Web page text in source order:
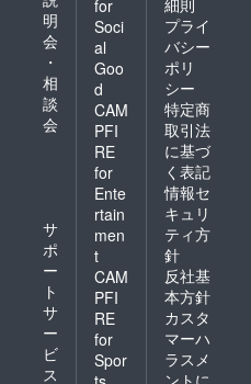
明
会
・
相
談
会
サ
ポ
ー
ト
サ
ー
ビ
ス
for
Soci
al
Goo
d
CAM
PFI
RE
for
Ente
rtain
men
t
CAM
PFI
RE
for
Spor
プライ
バシー
ポリ
シー
特定商
取引法
に基づ
く表記
情報セ
キュリ
ティ方
針
反社基
本方針
カスタ
マーハ
ラスメ
ントに